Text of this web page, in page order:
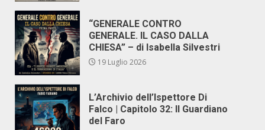
“GENERALE CONTRO
GENERALE. IL CASO DALLA
CHIESA” – di Isabella Silvestri
19 Luglio 2026
L’Archivio dell’Ispettore Di
Falco | Capitolo 32: Il Guardiano
del Faro